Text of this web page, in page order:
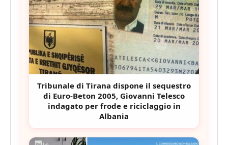
Tribunale di Tirana dispone il sequestro
di Euro-Beton 2005, Giovanni Telesco
indagato per frode e riciclaggio in
Albania